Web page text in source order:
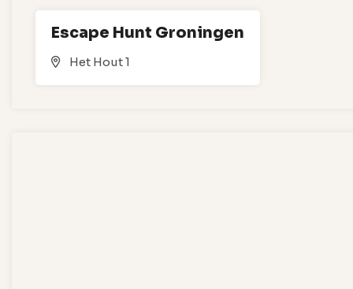
Escape Hunt Groningen
Het Hout 1